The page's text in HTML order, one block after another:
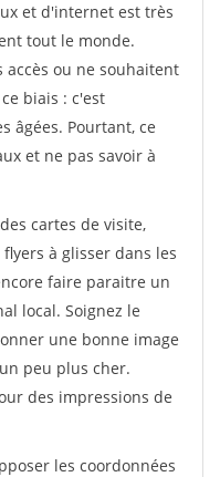
et d'internet est très
tout le monde.
accès ou ne souhaitent
biais : c'est
âgées. Pourtant, ce
et ne pas savoir à
cartes de visite,
à glisser dans les
faire paraitre un
local. Soignez le
une bonne image
peu plus cher.
des impressions de
les coordonnées